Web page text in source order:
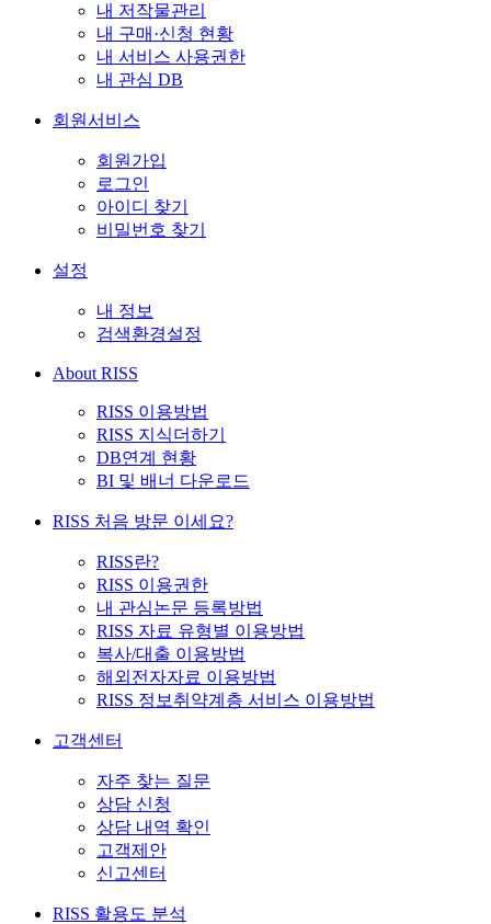
내 저작물관리
내 구매·신청 현황
내 서비스 사용권한
내 관심 DB
회원서비스
회원가입
로그인
아이디 찾기
비밀번호 찾기
설정
내 정보
검색환경설정
About RISS
RISS 이용방법
RISS 지식더하기
DB연계 현황
BI 및 배너 다운로드
RISS 처음 방문 이세요?
RISS란?
RISS 이용권한
내 관심논문 등록방법
RISS 자료 유형별 이용방법
복사/대출 이용방법
해외전자자료 이용방법
RISS 정보취약계층 서비스 이용방법
고객센터
자주 찾는 질문
상담 신청
상담 내역 확인
고객제안
신고센터
RISS 활용도 분석